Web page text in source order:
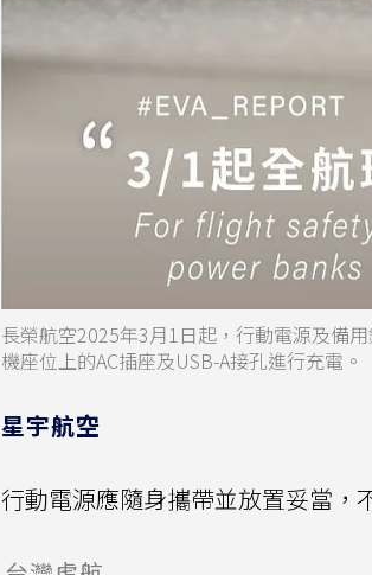
長榮航空2025年3月1日起，行動電源及備
機座位上的AC插座及USB-A接孔進行充電。
星宇航空
行動電源應隨身攜帶並放置妥當，